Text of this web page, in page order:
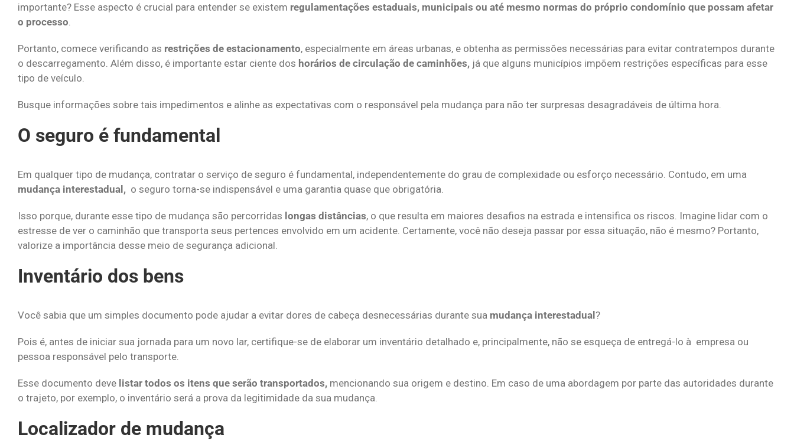
importante? Esse aspecto é crucial para entender se existem regulamentações estaduais, municipais ou até mesmo normas do próprio condomínio que possam afetar
o processo
Portanto, comece verificando as restrições de estacionamento, especialmente em áreas urbanas, e obtenha as permissões necessárias para evitar contratempos durante
o descarregamento. Além disso, é importante estar ciente dos horários de circulação de caminhões, já que alguns municípios impõem restrições específicas para esse
tipo de veículo.
Busque informações sobre tais impedimentos e alinhe as expectativas com o responsável pela mudança para não ter surpresas desagradáveis de última hora.
O seguro é fundamental
Em qualquer tipo de mudança, contratar o serviço de seguro é fundamental, independentemente do grau de complexidade ou esforço necessário. Contudo, em uma
mudança interestadual, o seguro torna-se indispensável e uma garantia quase que obrigatória.
Isso porque, durante esse tipo de mudança são percorridas longas distâncias, o que resulta em maiores desafios na estrada e intensifica os riscos. Imagine lidar com o
estresse de ver o caminhão que transporta seus pertences envolvido em um acidente. Certamente, você não deseja passar por essa situação, não é mesmo? Portanto,
valorize a importância desse meio de segurança adicional.
Inventário dos bens
Você sabia que um simples documento pode ajudar a evitar dores de cabeça desnecessárias durante sua mudança interestadual ?
Pois é, antes de iniciar sua jornada para um novo lar, certifique-se de elaborar um inventário detalhado e, principalmente, não se esqueça de entregá-lo à empresa ou
pessoa responsável pelo transporte.
Esse documento deve listar todos os itens que serão transportados, mencionando sua origem e destino. Em caso de uma abordagem por parte das autoridades durante
o trajeto, por exemplo, o inventário será a prova da legitimidade da sua mudança.
Localizador de mudança